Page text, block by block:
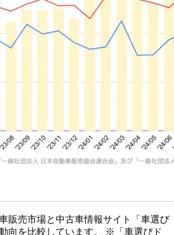
販売市場と中古車情報サイト「車選び
向を比較しています。 ※「車選びド